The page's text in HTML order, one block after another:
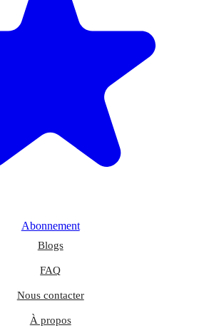
Abonnement
Blogs
FAQ
Nous contacter
À propos